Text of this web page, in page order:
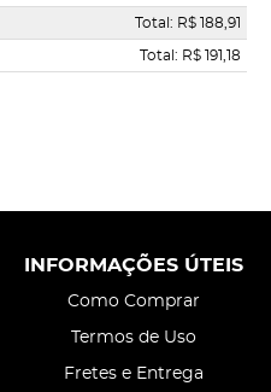
Total: R$ 188,91
Total: R$ 191,18
INFORMAÇÕES ÚTEIS
Como Comprar
Termos de Uso
Fretes e Entrega